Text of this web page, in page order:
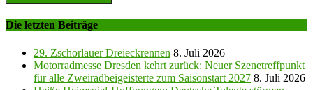
Die letzten Beiträge
29. Zschorlauer Dreieckrennen 8. Juli 2026
Motorradmesse Dresden kehrt zurück: Neuer Szenetreffpunkt
für alle Zweiradbeigeisterte zum Saisonstart 2027 8. Juli 2026